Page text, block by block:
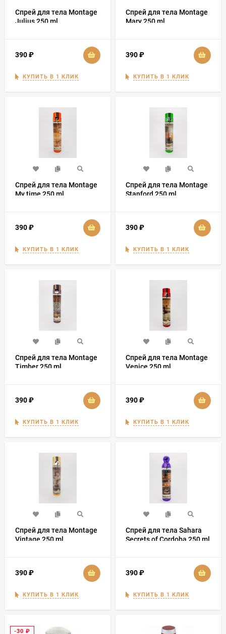
Спрей для тела Montage
Julius 250 ml
390₽
КУПИТЬ В 1 КЛИК
Спрей для тела Montage
Mary 250 ml
390₽
КУПИТЬ В 1 КЛИК
Спрей для тела Montage
My time 250 ml
390₽
КУПИТЬ В 1 КЛИК
Спрей для тела Montage
Stanford 250 ml
390₽
КУПИТЬ В 1 КЛИК
Спрей для тела Montage
Timber 250 ml
390₽
КУПИТЬ В 1 КЛИК
Спрей для тела Montage
Venice 250 ml
390₽
КУПИТЬ В 1 КЛИК
Спрей для тела Montage
Vintage 250 ml
390₽
КУПИТЬ В 1 КЛИК
Спрей для тела Sahara
Secrets of Cordoba 250 ml
390₽
КУПИТЬ В 1 КЛИК
-30 ₽